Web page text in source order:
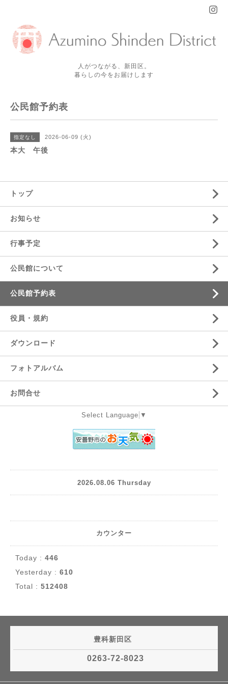
人がつながる、新田区。
暮らしの今をお届けします
公民館予約表
指定なし 2026-06-09 (火)
本大 午後
トップ
お知らせ
行事予定
公民館について
公民館予約表
役員・規約
ダウンロード
フォトアルバム
お問合せ
Select Language ▼
2026.08.06 Thursday
カウンター
Today : 446
Yesterday : 610
Total : 512408
豊科新田区
0263-72-8023